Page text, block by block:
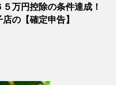
万円控除の条件達成！
の【確定申告】